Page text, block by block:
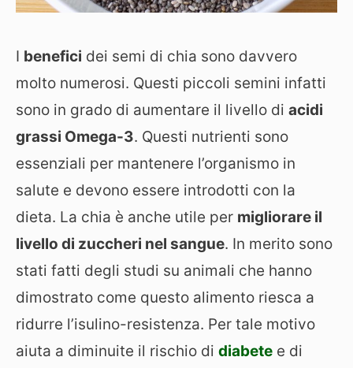
I benefici dei semi di chia sono davvero
molto numerosi. Questi piccoli semini infatti
sono in grado di aumentare il livello di acidi
grassi Omega-3. Questi nutrienti sono
essenziali per mantenere l’organismo in
salute e devono essere introdotti con la
dieta. La chia è anche utile per migliorare il
livello di zuccheri nel sangue. In merito sono
stati fatti degli studi su animali che hanno
dimostrato come questo alimento riesca a
ridurre l’isulino-resistenza. Per tale motivo
aiuta a diminuite il rischio di diabete e di